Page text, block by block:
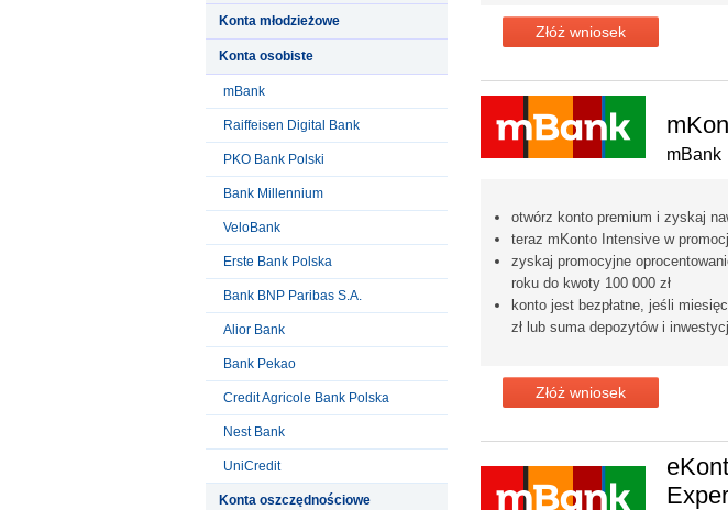
Konta młodzieżowe
Konta osobiste
mBank
Raiffeisen Digital Bank
PKO Bank Polski
Bank Millennium
VeloBank
Erste Bank Polska
Bank BNP Paribas S.A.
Alior Bank
Bank Pekao
Credit Agricole Bank Polska
Nest Bank
UniCredit
Konta oszczędnościowe
Złóż wniosek
mBank
otwórz konto premium i zyskaj
teraz mKonto Intensive w
zyskaj promocyjne
roku do kwoty 100 000 zł
konto jest bezpłatne, jeśli
zł lub suma depozytów i
Złóż wniosek